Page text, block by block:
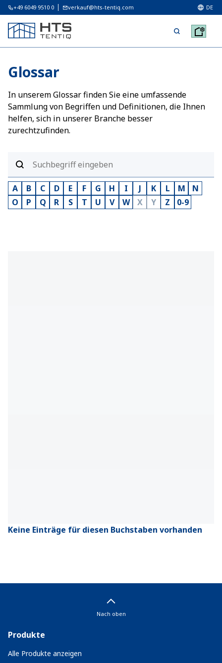
+49 6049 9510 0 verkauf@hts-tentiq.com DE
Glossar
In unserem Glossar finden Sie eine umfassende
Sammlung von Begriffen und Definitionen, die Ihnen
helfen, sich in unserer Branche besser
zurechtzufinden.
A B C D E F G H I J K L M
N
O
P Q R S T U V W X Y Z 0-9
Keine Einträge für diesen Buchstaben vorhanden
Nach oben
Produkte
Alle Produkte anzeigen